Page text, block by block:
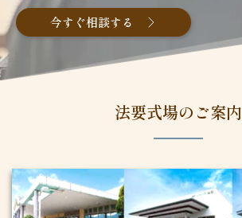
今すぐ相談する
法要式場のご案内